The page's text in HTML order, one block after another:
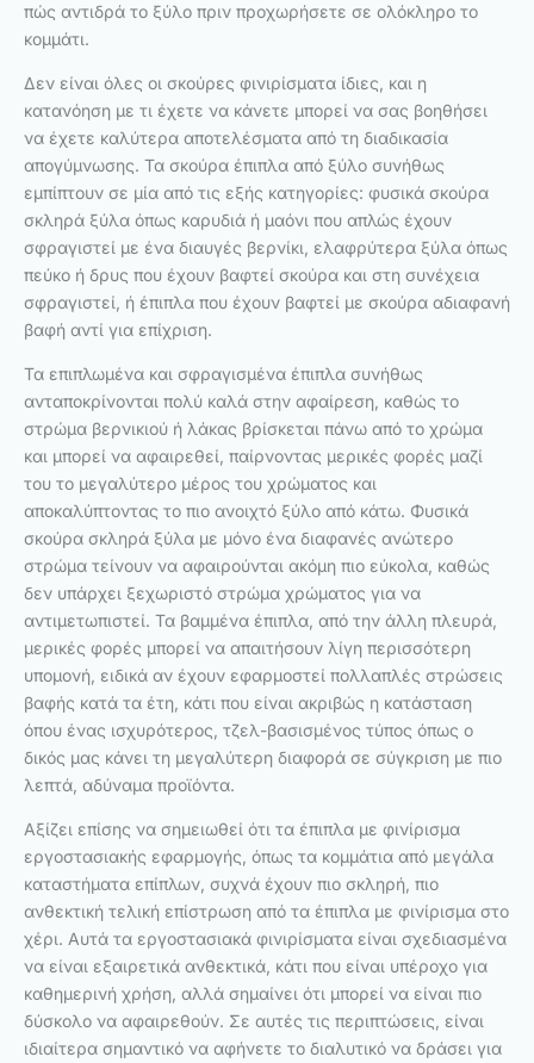
πώς αντιδρά το ξύλο πριν προχωρήσετε σε ολόκληρο το
κομμάτι.
Δεν είναι όλες οι σκούρες φινιρίσματα ίδιες, και η
κατανόηση με τι έχετε να κάνετε μπορεί να σας βοηθήσει
να έχετε καλύτερα αποτελέσματα από τη διαδικασία
απογύμνωσης. Τα σκούρα έπιπλα από ξύλο συνήθως
εμπίπτουν σε μία από τις εξής κατηγορίες: φυσικά σκούρα
σκληρά ξύλα όπως καρυδιά ή μαόνι που απλώς έχουν
σφραγιστεί με ένα διαυγές βερνίκι, ελαφρύτερα ξύλα όπως
πεύκο ή δρυς που έχουν βαφτεί σκούρα και στη συνέχεια
σφραγιστεί, ή έπιπλα που έχουν βαφτεί με σκούρα αδιαφανή
βαφή αντί για επίχριση.
Τα επιπλωμένα και σφραγισμένα έπιπλα συνήθως
ανταποκρίνονται πολύ καλά στην αφαίρεση, καθώς το
στρώμα βερνικιού ή λάκας βρίσκεται πάνω από το χρώμα
και μπορεί να αφαιρεθεί, παίρνοντας μερικές φορές μαζί
του το μεγαλύτερο μέρος του χρώματος και
αποκαλύπτοντας το πιο ανοιχτό ξύλο από κάτω. Φυσικά
σκούρα σκληρά ξύλα με μόνο ένα διαφανές ανώτερο
στρώμα τείνουν να αφαιρούνται ακόμη πιο εύκολα, καθώς
δεν υπάρχει ξεχωριστό στρώμα χρώματος για να
αντιμετωπιστεί. Τα βαμμένα έπιπλα, από την άλλη πλευρά,
μερικές φορές μπορεί να απαιτήσουν λίγη περισσότερη
υπομονή, ειδικά αν έχουν εφαρμοστεί πολλαπλές στρώσεις
βαφής κατά τα έτη, κάτι που είναι ακριβώς η κατάσταση
όπου ένας ισχυρότερος, τζελ-βασισμένος τύπος όπως ο
δικός μας κάνει τη μεγαλύτερη διαφορά σε σύγκριση με πιο
λεπτά, αδύναμα προϊόντα.
Αξίζει επίσης να σημειωθεί ότι τα έπιπλα με φινίρισμα
εργοστασιακής εφαρμογής, όπως τα κομμάτια από μεγάλα
καταστήματα επίπλων, συχνά έχουν πιο σκληρή, πιο
ανθεκτική τελική επίστρωση από τα έπιπλα με φινίρισμα στο
χέρι. Αυτά τα εργοστασιακά φινιρίσματα είναι σχεδιασμένα
να είναι εξαιρετικά ανθεκτικά, κάτι που είναι υπέροχο για
καθημερινή χρήση, αλλά σημαίνει ότι μπορεί να είναι πιο
δύσκολο να αφαιρεθούν. Σε αυτές τις περιπτώσεις, είναι
ιδιαίτερα σημαντικό να αφήνετε το διαλυτικό να δράσει για